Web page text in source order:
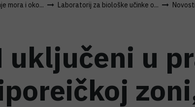
mora i oko... Laboratorij za biološke učinke o... Novosti
uključeni u